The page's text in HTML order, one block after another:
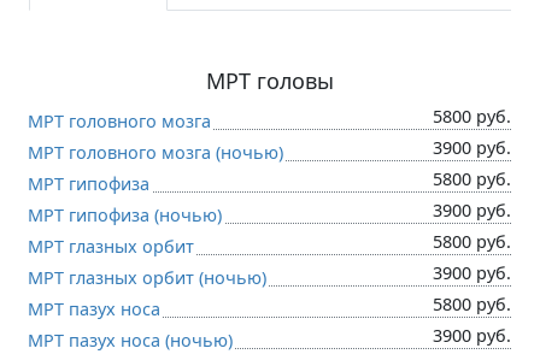
МРТ головы
МРТ головного мозга
5800 руб.
МРТ головного мозга (ночью)
3900 руб.
МРТ гипофиза
5800 руб.
МРТ гипофиза (ночью)
3900 руб.
МРТ глазных орбит
5800 руб.
МРТ глазных орбит (ночью)
3900 руб.
МРТ пазух носа
5800 руб.
МРТ пазух носа (ночью)
3900 руб.